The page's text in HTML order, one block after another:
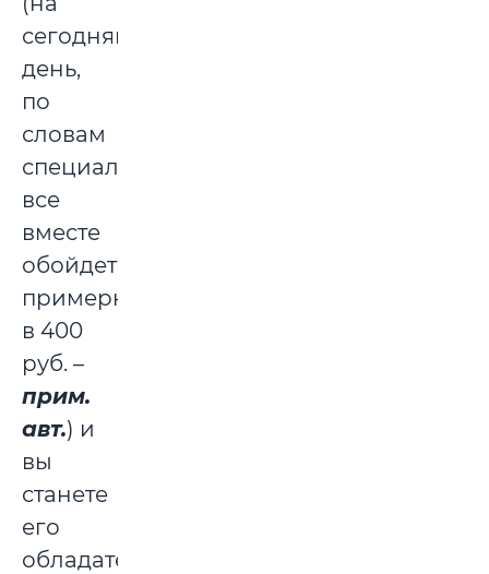
сегодняшний
день,
по
словам
специалиста,
все
вместе
обойдется
примерно
в 400
руб. –
прим.
авт.) и
вы
станете
его
обладателем